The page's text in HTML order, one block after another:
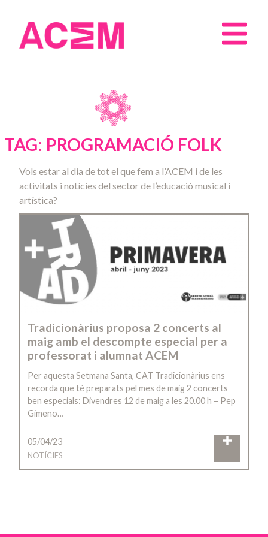
TAG: PROGRAMACIÓ FOLK
Vols estar al dia de tot el que fem a l’ACEM i de les
activitats i notícies del sector de l’educació musical i
artística?
Tradicionàrius proposa 2 concerts al
maig amb el descompte especial per a
professorat i alumnat ACEM
Per aquesta Setmana Santa, CAT Tradicionàrius ens
recorda que té preparats pel mes de maig 2 concerts
ben especials: Divendres 12 de maig a les 20.00 h – Pep
Gimeno…
05/04/23
NOTÍCIES